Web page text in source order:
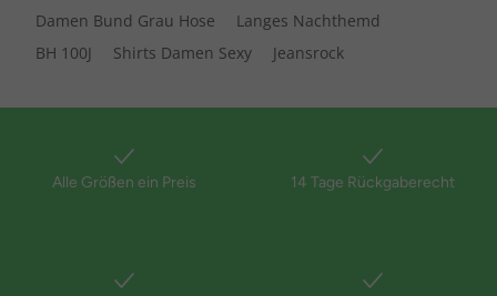
Damen Bund Grau Hose
Langes Nachthemd
BH 100J
Shirts Damen Sexy Jeansrock
Alle Größen ein Preis 14 Tage Rückgaberecht